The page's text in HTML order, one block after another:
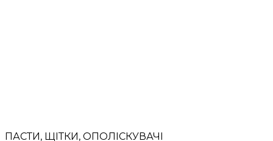
ПАСТИ, ЩІТКИ, ОПОЛІСКУВАЧІ